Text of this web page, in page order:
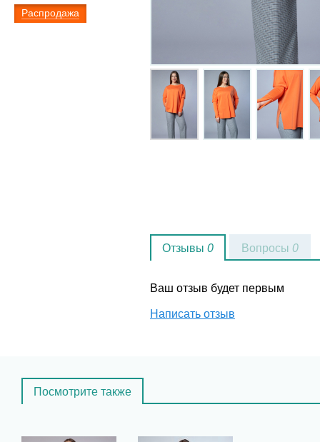
Распродажа
Отзывы 0
Ваш отзыв будет первым
Написать отзыв
Вопросы 0
Посмотрите также